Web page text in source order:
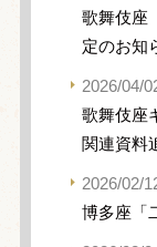
歌舞伎座
定のお知
2026/04/
歌舞伎座
関連資料
2026/02/
博多座「